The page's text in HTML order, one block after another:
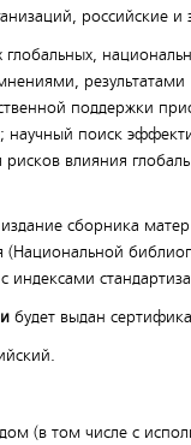
российские
глобальных,
поддержки
научный поиск
влияния
издание сборника
(Национальной
будет выдан
(в том числе с